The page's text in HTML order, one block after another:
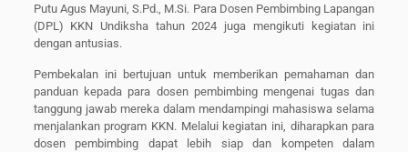
Putu Agus Mayuni, S.Pd., M.Si. Para Dosen Pembimbing Lapangan
(DPL) KKN Undiksha tahun 2024 juga mengikuti kegiatan ini
dengan antusias.
Pembekalan ini bertujuan untuk memberikan pemahaman dan
panduan kepada para dosen pembimbing mengenai tugas dan
tanggung jawab mereka dalam mendampingi mahasiswa selama
menjalankan program KKN. Melalui kegiatan ini, diharapkan para
dosen pembimbing dapat lebih siap dan kompeten dalam